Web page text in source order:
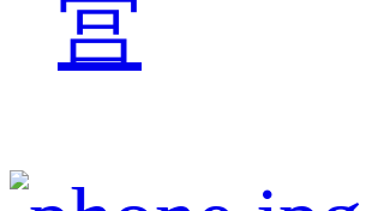
宫